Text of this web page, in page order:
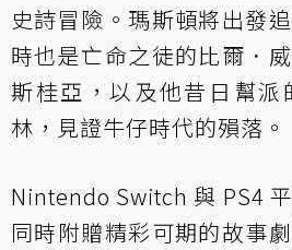
史詩冒險。瑪斯頓將出發
時也是亡命之徒的比爾．
斯桂亞，以及他昔日幫派
林，見證牛仔時代的殞落。
Nintendo Switch 與 PS4
同時附贈精彩可期的故事